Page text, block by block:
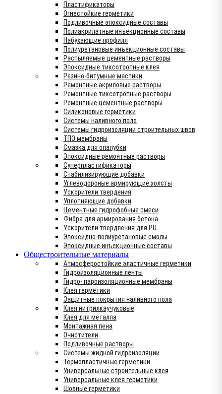
Пластификаторы
Огнестойкие герметики
Подливочные эпоксидные составы
Полиакрилатные инъекционные составы
Набухающие профиля
Полиуретановые инъекционные составы
Распыляемые цементные растворы
Эпоксидные тиксотропные клея
Резино-битумные мастики
Ремонтные акриловые растворы
Ремонтные тиксотропные растворы
Ремонтные цементные растворы
Силиконовые герметики
Системы наливного пола
Системы гидроизоляции строительных швов
ТПО мембраны
Смазка для опалубки
Эпоксидные ремонтные растворы
Суперпластификаторы
Стабилизирующие добавки
Углеводороные армирующие холсты
Ускорители твердения
Уплотняющие добавки
Цементные гидрофобные смеси
Фибра для армирования бетона
Ускорители твердления для PU
Эпоксидно-полиуретановые смолы
Эпоксидные инъекционные составы
Общестроительные материалы
Атмосферостойкие эластичные герметики
Гидроизоляционные ленты
Гидро- пароизоляционные мембраны
Клея герметики
Защитные покрытия наливного пола
Клея нитрилкаучуковые
Клея для металла
Монтажная пена
Очистители
Подливочные растворы
Системы жидной гидроизоляции
Термопластичные герметики
Универсальные строительные клея
Универсальные клея герметики
Шовные герметики